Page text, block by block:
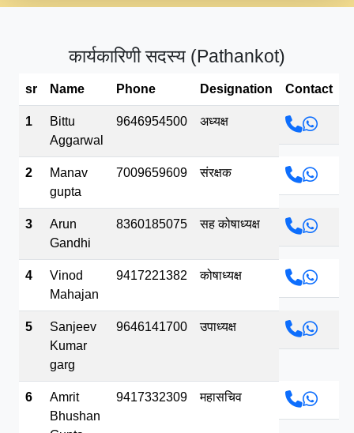
सपरहट भजन 2021 - तर अखय ह जद भर बहर ज म
सपरहट शयम भजन - जय जय शयम जय जय शयम
भव.mp3
कार्यकारिणी सदस्य (Pathankot)
sr Name Phone Designation Contact
1
Bittu
Aggarwal
9646954500 अध्यक्ष
2
Manav
gupta
7009659609 संरक्षक
3
Arun
Gandhi
8360185075 सह कोषाध्यक्ष
4
Vinod
Mahajan
9417221382 कोषाध्यक्ष
5
Sanjeev
Kumar
garg
9646141700 उपाध्यक्ष
6
Amrit
Bhushan
9417332309 महासचिव